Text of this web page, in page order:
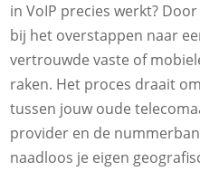
in VoIP precies werkt?
bij het overstappen naar
vertrouwde vaste of
raken. Het proces draait
tussen jouw oude
provider en de
naadloos je eigen